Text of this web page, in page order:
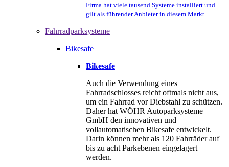
Firma hat viele tausend Systeme installiert und
gilt als führender Anbieter in diesem Markt.
Fahrradparksysteme
Bikesafe
Bikesafe
Auch die Verwendung eines
Fahrradschlosses reicht oftmals nicht aus,
um ein Fahrrad vor Diebstahl zu schützen.
Daher hat WÖHR Autoparksysteme
GmbH den innovativen und
vollautomatischen Bikesafe entwickelt.
Darin können mehr als 120 Fahrräder auf
bis zu acht Parkebenen eingelagert
werden.